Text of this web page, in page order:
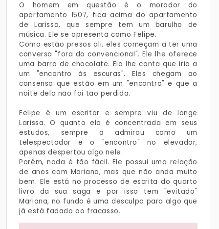
O homem em questão é o morador do
apartamento 1507, fica acima do apartamento
de Larissa, que sempre tem um barulho de
música. Ele se apresenta como Felipe.
Como estão presos ali, eles começam a ter uma
conversa "fora do convencional". Ele lhe oferece
uma barra de chocolate. Ela lhe conta que iria a
um "encontro às escuras". Eles chegam ao
consenso que estão em um "encontro" e que a
noite dela não foi tão perdida.
Felipe é um escritor e sempre viu de longe
Larissa. O quanto ela é concentrada em seus
estudos, sempre a admirou como um
telespectador e o "encontro" no elevador,
apenas despertou algo nele.
Porém, nada é tão fácil. Ele possui uma relação
de anos com Mariana, mas que não anda muito
bem. Ele está no processo de escrita do quarto
livro da sua saga e por isso tem "evitado"
Mariana, no fundo é uma desculpa para algo que
já está fadado ao fracasso.